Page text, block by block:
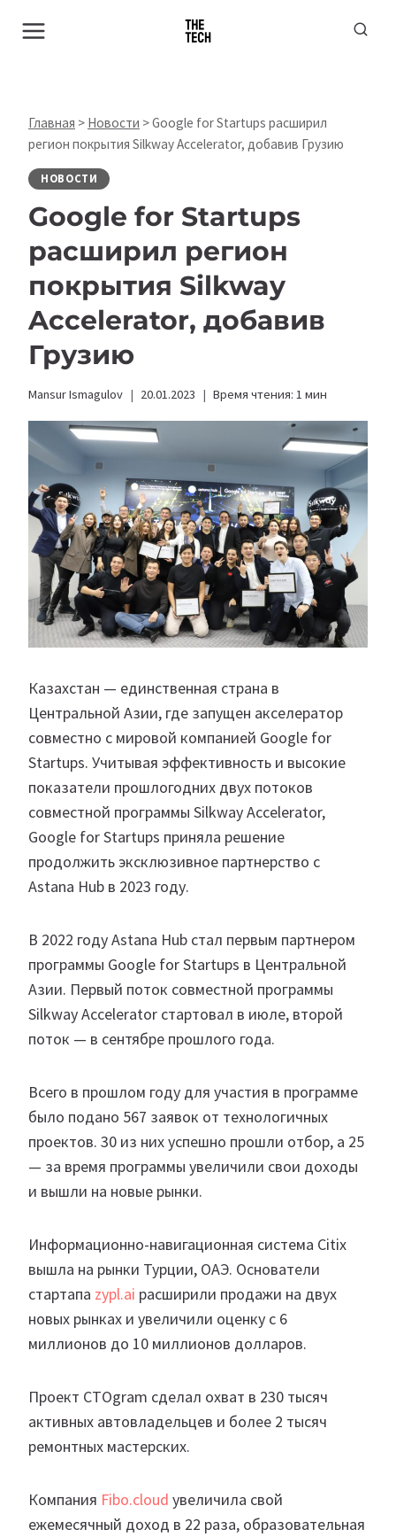
Главная > Новости >Google for Startups расширил
регион покрытия Silkway Accelerator, добавив Грузию
НОВОСТИ
Google for Startups
расширил регион
покрытия Silkway
Accelerator, добавив
Грузию
Mansur Ismagulov 20.01.2023 Время чтения: 1 мин
Казахстан — единственная страна в
Центральной Азии, где запущен акселератор
совместно с мировой компанией Google for
Startups. Учитывая эффективность и высокие
показатели прошлогодних двух потоков
совместной программы Silkway Accelerator,
Google for Startups приняла решение
продолжить эксклюзивное партнерство с
Astana Hub в 2023 году.
В 2022 году Astana Hub стал первым партнером
программы Google for Startups в Центральной
Азии. Первый поток совместной программы
Silkway Accelerator стартовал в июле, второй
поток — в сентябре прошлого года.
Всего в прошлом году для участия в программе
было подано 567 заявок от технологичных
проектов. 30 из них успешно прошли отбор, а 25
— за время программы увеличили свои доходы
и вышли на новые рынки.
Информационно-навигационная система Citix
вышла на рынки Турции, ОАЭ. Основатели
стартапа zypl.ai расширили продажи на двух
новых рынках и увеличили оценку с 6
миллионов до 10 миллионов долларов.
Проект CTOgram сделал охват в 230 тысяч
активных автовладельцев и более 2 тысяч
ремонтных мастерских.
Компания Fibo.cloud увеличила свой
ежемесячный доход в 22 раза, образовательная